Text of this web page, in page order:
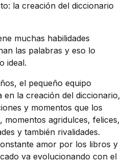
la creación del diccionario
muchas habilidades
las palabras y eso lo
ideal.
el pequeño equipo
en la creación del diccionario,
y momentos que los
agridulces, felices,
y también rivalidades.
amor por los libros y
va evolucionando con el